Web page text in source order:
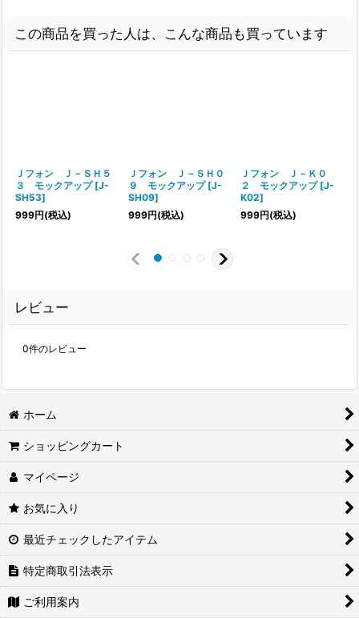
この商品を買った人は、こんな商品も買っています
Ｊフォン Ｊ－ＳＨ５
３ モックアップ [J-
SH53]
999円(税込)
Ｊフォン Ｊ－ＳＨ０
９ モックアップ [J-
SH09]
999円(税込)
Ｊフォン Ｊ－Ｋ０
２ モックアップ [J-
K02]
999円(税込)
レビュー
0件のレビュー
ホーム
ショッピングカート
マイページ
お気に入り
最近チェックしたアイテム
特定商取引法表示
ご利用案内